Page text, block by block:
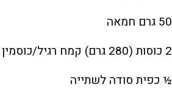
50 גרם חמאה
2 כוסות (280 גרם) קמח רגיל/כוסמין
½ כפית סודה לשתייה